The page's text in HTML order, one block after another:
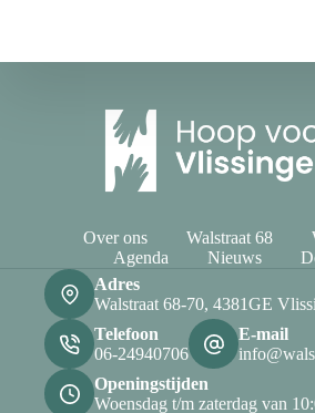
Over ons Walstraat 68
Agenda
Nieuws
Adres
Walstraat 68-70, 4381GE
Telefoon
06-24940706
E-mail
Openingstijden
Woensdag t/m zaterdag van